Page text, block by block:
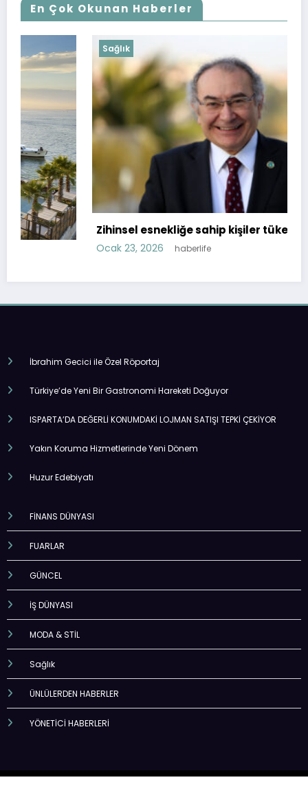
En Çok Okunan Haberler
Zihinsel esnekliğe sahip kişiler tükenmiyor!
haberlife
İbrahim Gecici ile Özel Röportaj
Türkiye’de Yeni Bir Gastronomi Hareketi Doğuyor
ISPARTA’DA DEĞERLİ KONUMDAKİ LOJMAN SATIŞI TEPKİ ÇEKİYOR
Yakın Koruma Hizmetlerinde Yeni Dönem
Huzur Edebiyatı
FİNANS DÜNYASI
FUARLAR
GÜNCEL
İŞ DÜNYASI
MODA & STİL
Sağlık
ÜNLÜLERDEN HABERLER
YÖNETİCİ HABERLERİ